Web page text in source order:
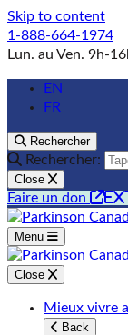
Skip to content
1-888-664-1974
Lun. au Ven. 9h-
EN
FR
Rechercher
Rechercher:
Close
Faire un don
Menu
Close
Mieux vivre
Back